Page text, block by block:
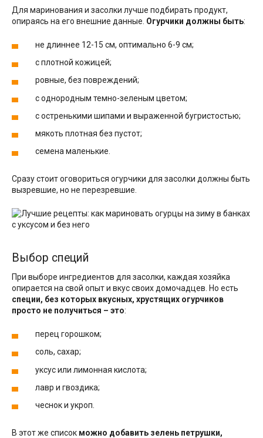
Для маринования и засолки лучше подбирать продукт,
опираясь на его внешние данные. Огурчики должны быть:
не длиннее 12-15 см, оптимально 6-9 см;
с плотной кожицей;
ровные, без повреждений;
с однородным темно-зеленым цветом;
с остренькими шипами и выраженной бугристостью;
мякоть плотная без пустот;
семена маленькие.
Сразу стоит оговориться огурчики для засолки должны быть
вызревшие, но не перезревшие.
Выбор специй
При выборе ингредиентов для засолки, каждая хозяйка
опирается на свой опыт и вкус своих домочадцев. Но есть
специи, без которых вкусных, хрустящих огурчиков
просто не получиться – это:
перец горошком;
соль, сахар;
уксус или лимонная кислота;
лавр и гвоздика;
чеснок и укроп.
В этот же список можно добавить зелень петрушки,